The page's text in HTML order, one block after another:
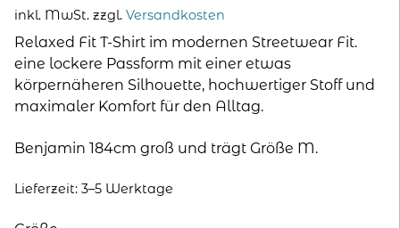
inkl. MwSt. zzgl. Versandkosten
Relaxed Fit T-Shirt im modernen Streetwear Fit.
eine lockere Passform mit einer etwas
körpernäheren Silhouette, hochwertiger Stoff und
maximaler Komfort für den Alltag.
Benjamin 184cm groß und trägt Größe M.
Lieferzeit: 3–5 Werktage